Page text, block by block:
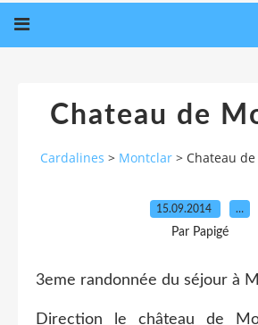
Chateau de
Cardalines > Montclar > Chateau
15.09.2014 …
Par Papigé
3eme randonnée du séjour à
Direction le château de